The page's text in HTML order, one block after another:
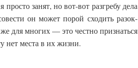
занят, но вот-вот разгребу дела
он может порой сходить разок-
для многих — это честно признаться
нет места в их жизни.